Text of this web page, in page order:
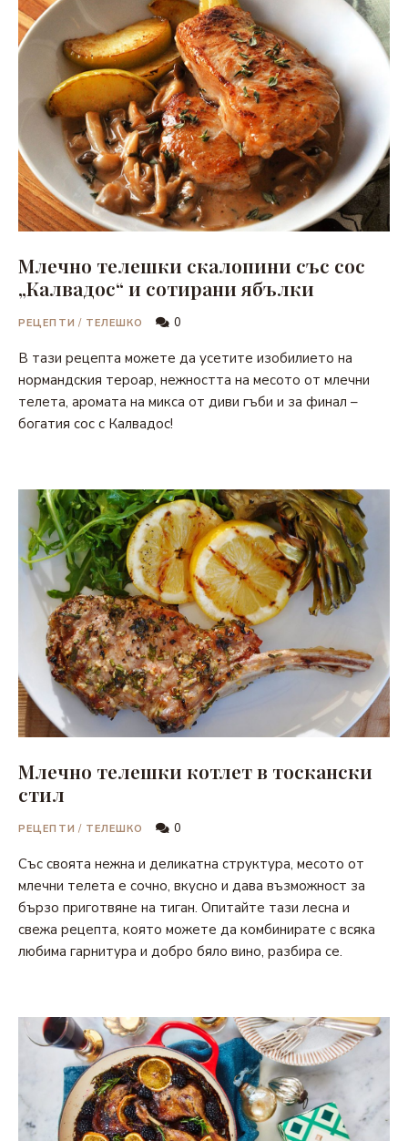
Млечно телешки скалопини със сос
„Калвадос“ и сотирани ябълки
РЕЦЕПТИ / ТЕЛЕШКО 0
В тази рецепта можете да усетите изобилието на
нормандския тероар, нежността на месото от млечни
телета, аромата на микса от диви гъби и за финал –
богатия сос с Калвадос!
Млечно телешки котлет в тоскански
стил
РЕЦЕПТИ / ТЕЛЕШКО 0
Със своята нежна и деликатна структура, месото от
млечни телета е сочно, вкусно и дава възможност за
бързо приготвяне на тиган. Опитайте тази лесна и
свежа рецепта, която можете да комбинирате с всяка
любима гарнитура и добро бяло вино, разбира се.